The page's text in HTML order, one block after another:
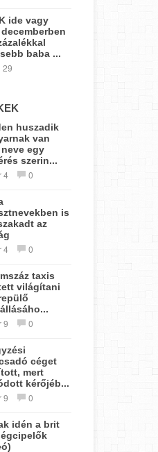
ide vagy
baba ...
29
huszadik
van
egy
szerin...
4 0
is
az
4 0
taxis
világítani
9 0
céget
mert
kérőjéb...
9 0
idén a brit